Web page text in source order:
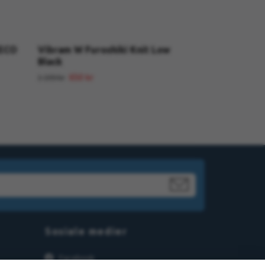
Vibram W Furoshiki Knit Low
Black
Sosiale medier
Facebook